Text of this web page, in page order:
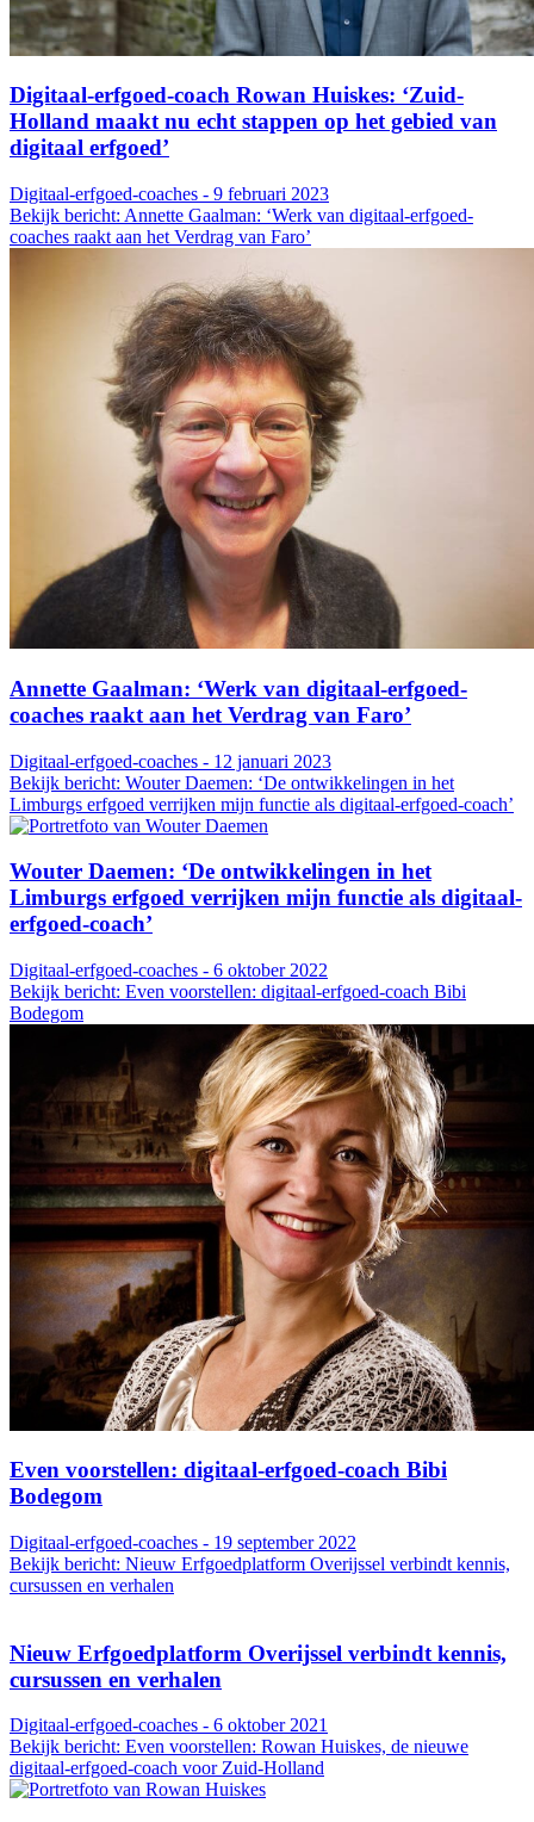
Digitaal-erfgoed-coach Rowan Huiskes: ‘Zuid-
Holland maakt nu echt stappen op het gebied van
digitaal erfgoed’
Digitaal-erfgoed-coaches - 9 februari 2023
Bekijk bericht: Annette Gaalman: ‘Werk van digitaal-erfgoed-
coaches raakt aan het Verdrag van Faro’
Annette Gaalman: ‘Werk van digitaal-erfgoed-
coaches raakt aan het Verdrag van Faro’
Digitaal-erfgoed-coaches - 12 januari 2023
Bekijk bericht: Wouter Daemen: ‘De ontwikkelingen in het
Limburgs erfgoed verrijken mijn functie als digitaal-erfgoed-coach’
Wouter Daemen: ‘De ontwikkelingen in het
Limburgs erfgoed verrijken mijn functie als digitaal-
erfgoed-coach’
Digitaal-erfgoed-coaches - 6 oktober 2022
Bekijk bericht: Even voorstellen: digitaal-erfgoed-coach Bibi
Bodegom
Even voorstellen: digitaal-erfgoed-coach Bibi
Bodegom
Digitaal-erfgoed-coaches - 19 september 2022
Bekijk bericht: Nieuw Erfgoedplatform Overijssel verbindt kennis,
cursussen en verhalen
Nieuw Erfgoedplatform Overijssel verbindt kennis,
cursussen en verhalen
Digitaal-erfgoed-coaches - 6 oktober 2021
Bekijk bericht: Even voorstellen: Rowan Huiskes, de nieuwe
digitaal-erfgoed-coach voor Zuid-Holland